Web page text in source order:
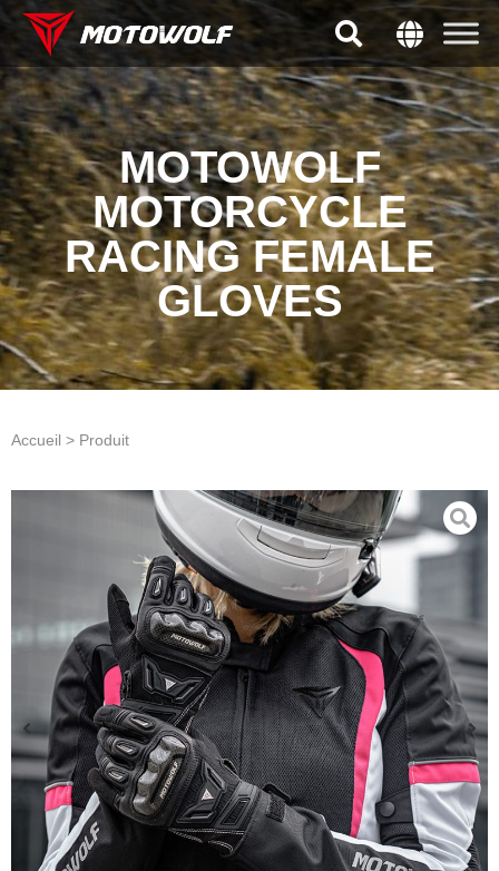
MOTOWOLF
MOTORCYCLE
RACING FEMALE
GLOVES
Accueil > Produit